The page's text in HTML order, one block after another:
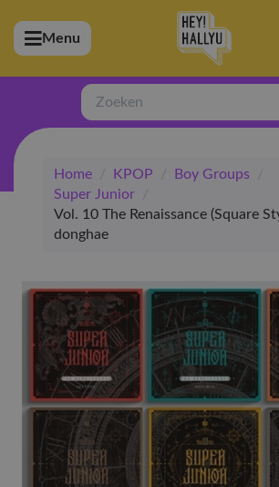
(Artiesten)
(Merchandise)
(Exclusive)
(Winkel)
Menu
Zoeken
Home / KPOP / Boy Groups
/
Super Junior
/
Vol. 10 The Renaissance (Square
donghae